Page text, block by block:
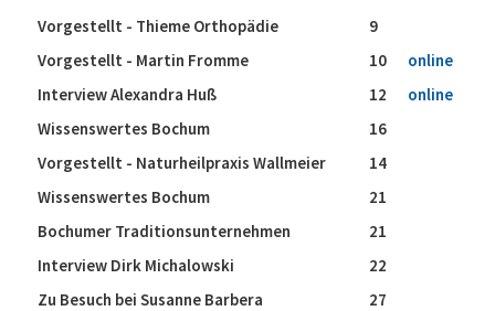
Vorgestellt - Thieme Orthopädie
9
Vorgestellt - Martin Fromme
10
online
Interview Alexandra Huß
12
online
Wissenswertes Bochum
16
Vorgestellt - Naturheilpraxis Wallmeier
14
Wissenswertes Bochum
21
Bochumer Traditionsunternehmen
21
Interview Dirk Michalowski
22
Zu Besuch bei Susanne Barbera
27